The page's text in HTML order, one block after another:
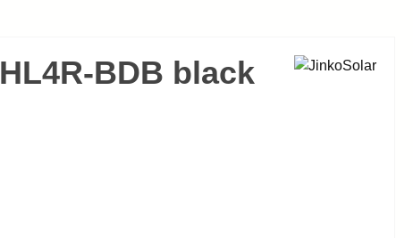
BDB black